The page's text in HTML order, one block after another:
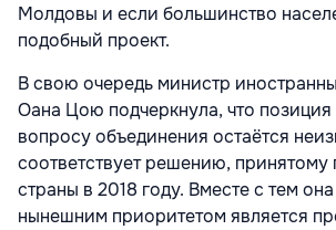
Молдовы и если большинство
подобный проект.
В свою очередь министр
Оана Цою подчеркнула, что позиция
вопросу объединения остаётся
соответствует решению, принятому
страны в 2018 году. Вместе с тем
нынешним приоритетом является